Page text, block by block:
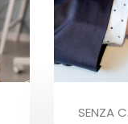
SENZA